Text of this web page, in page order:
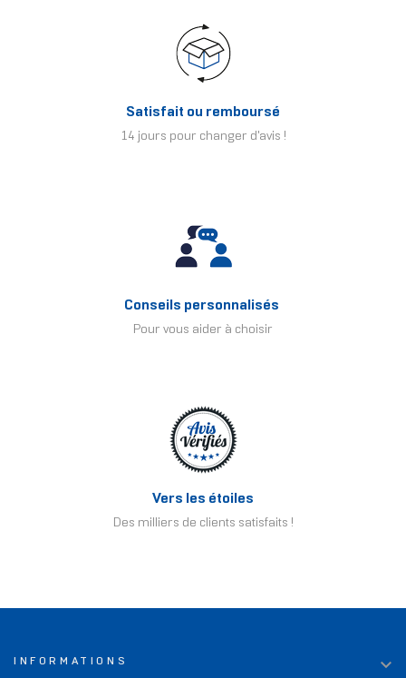
Satisfait ou remboursé
14 jours pour changer d'avis !
Conseils personnalisés
Pour vous aider à choisir
Vers les étoiles
Des milliers de clients satisfaits !
INFORMATIONS 